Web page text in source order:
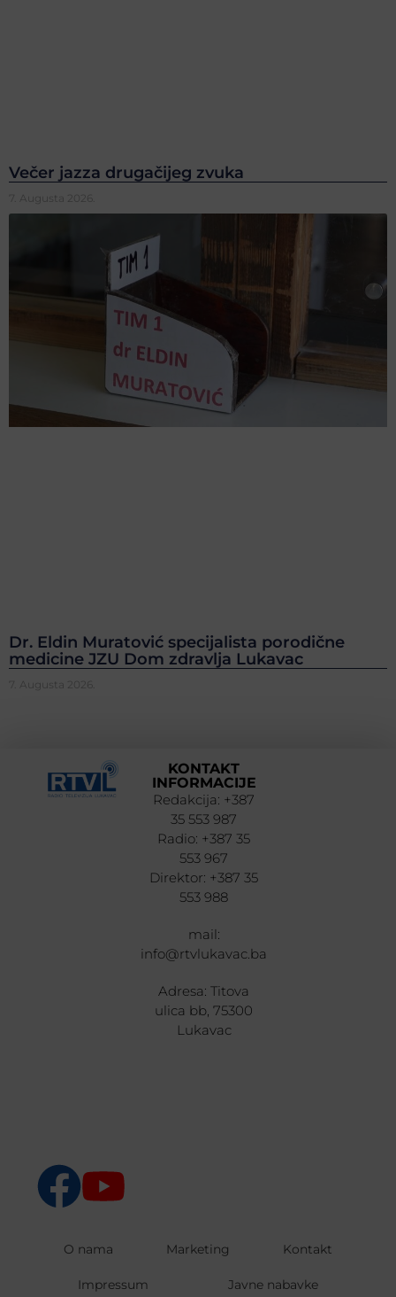
Večer jazza drugačijeg zvuka
7. Augusta 2026.
Dr. Eldin Muratović specijalista porodične
medicine JZU Dom zdravlja Lukavac
7. Augusta 2026.
KONTAKT
INFORMACIJE
Redakcija: +387
35 553 987
Radio: +387 35
553 967
Direktor: +387 35
553 988
mail:
info@rtvlukavac.ba
Adresa: Titova
ulica bb, 75300
Lukavac
O nama Marketing Kontakt
Impressum Javne nabavke